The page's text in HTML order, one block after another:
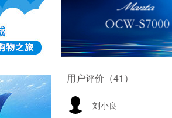
用户评价（41）
刘小良